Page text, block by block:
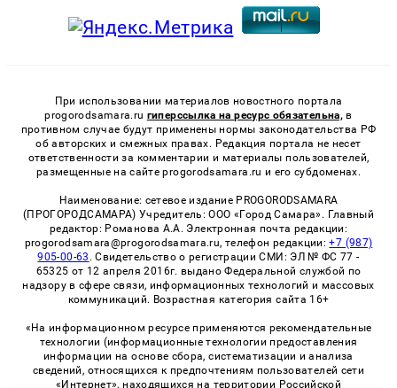
При использовании материалов новостного портала
progorodsamara.ru гиперссылка на ресурс обязательна, в
противном случае будут применены нормы законодательства РФ
об авторских и смежных правах. Редакция портала не несет
ответственности за комментарии и материалы пользователей,
размещенные на сайте progorodsamara.ru и его субдоменах.
Наименование: сетевое издание PROGORODSAMARA
(ПРОГОРОДСАМАРА) Учредитель: ООО «Город Самара». Главный
редактор: Романова А.А. Электронная почта редакции:
progorodsamara@progorodsamara.ru, телефон редакции:+7 (987)
905-00-63 . Свидетельство о регистрации СМИ: ЭЛ № ФС 77 -
65325 от 12 апреля 2016г. выдано Федеральной службой по
надзору в сфере связи, информационных технологий и массовых
коммуникаций. Возрастная категория сайта 16+
«На информационном ресурсе применяются рекомендательные
технологии (информационные технологии предоставления
информации на основе сбора, систематизации и анализа
сведений, относящихся к предпочтениям пользователей сети
«Интернет», находящихся на территории Российской